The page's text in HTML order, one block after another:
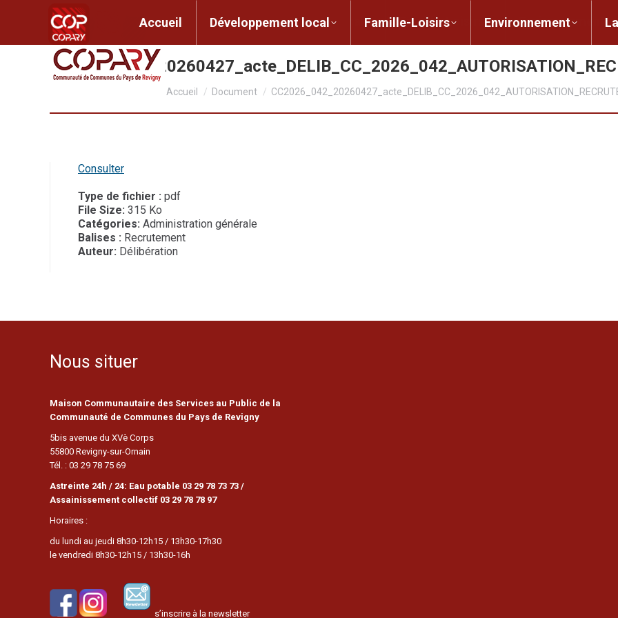
Accueil Développement local Famille-Loisirs Environnement
Accueil Document
Consulter
Type de fichier : pdf
File Size: 315 Ko
Catégories: Administration générale
Balises : Recrutement
Auteur: Délibération
Nous situer
Maison Communautaire des Services au Public de la
Communauté de Communes du Pays de Revigny
5bis avenue du XVè Corps
55800 Revigny-sur-Ornain
Tél. : 03 29 78 75 69
Astreinte 24h / 24: Eau potable 03 29 78 73 73 /
Assainissement collectif 03 29 78 78 97
Horaires :
du lundi au jeudi 8h30-12h15 / 13h30-17h30
le vendredi 8h30-12h15 / 13h30-16h
s’inscrire à la newsletter
Accueil Développement local Famille-Loisirs Environnement